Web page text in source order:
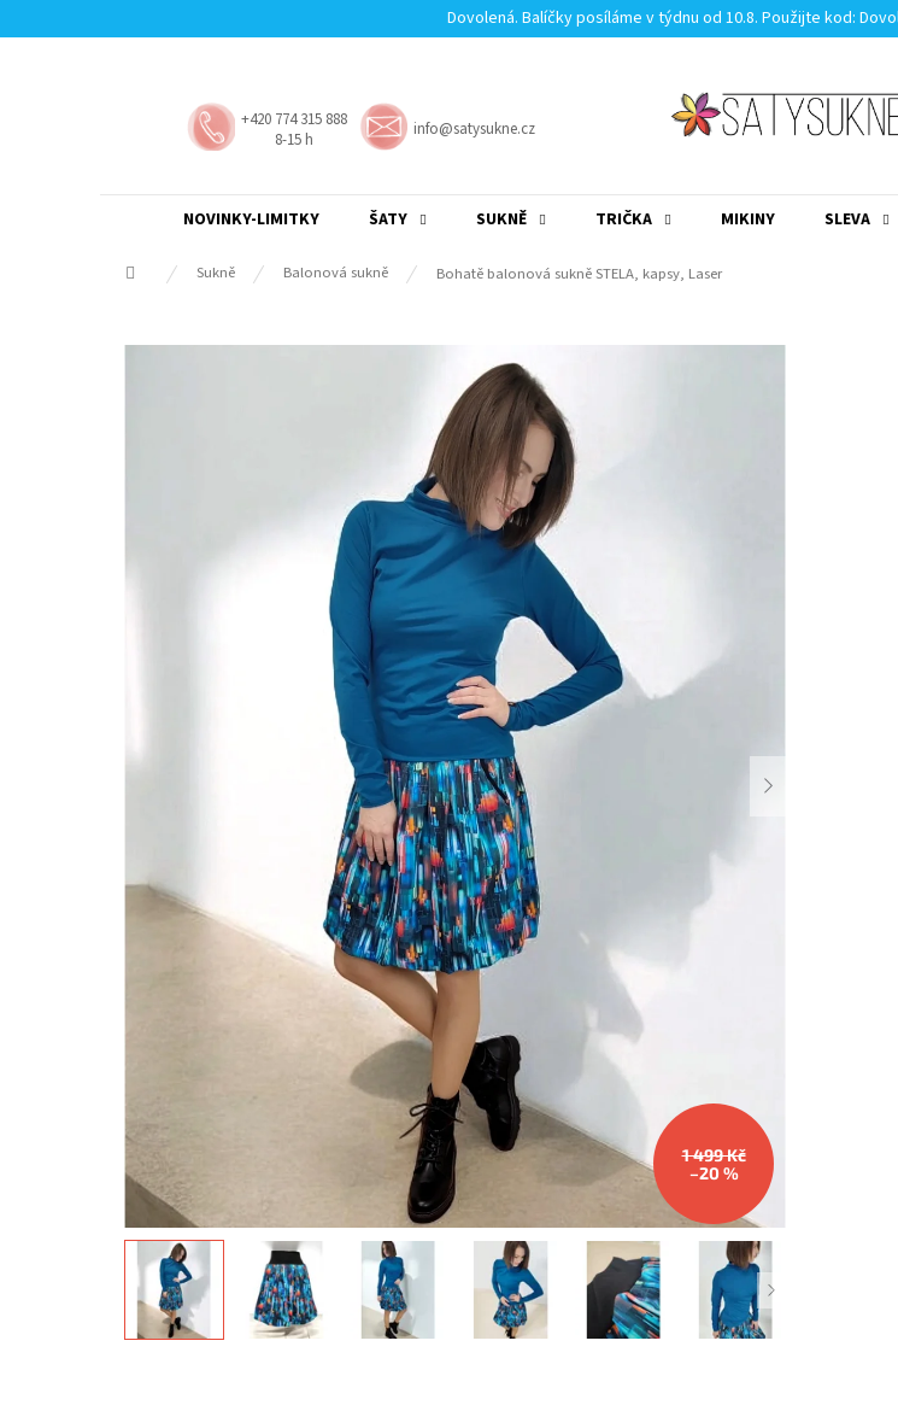
na
Dovolená. Balíčky posíláme v týdnu od 10.8. Použijte kod:
+420 774 315 888
8-15 h
info@satysukne.cz
NOVINKY-LIMITKY ŠATY SUKNĚ TRIČKA MIKINY SLEVA
MĚNA
Domů Sukně Balonová sukně Bohatě balonová sukně STELA, kapsy, Laser
1 499 Kč
–20 %